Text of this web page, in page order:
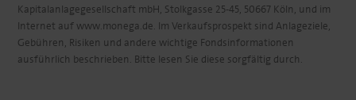
Kapitalanlagegesellschaft mbH, Stolkgasse 25-45, 50667 Köln, und im
Internet auf www.monega.de. Im Verkaufsprospekt sind Anlageziele,
Gebühren, Risiken und andere wichtige Fondsinformationen
ausführlich beschrieben. Bitte lesen Sie diese sorgfältig durch.